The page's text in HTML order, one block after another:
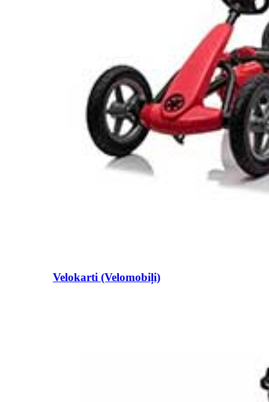
Velokarti (Velomobiļi)